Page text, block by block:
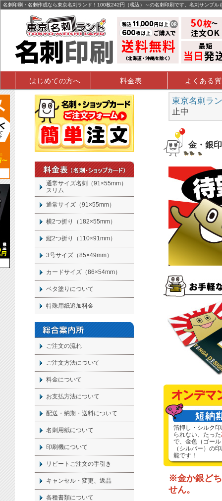
名刺印刷・名刺作成なら東京名刺ランド！100枚242円（税込）～の名刺印刷です。名刺サンプル
はじめての方へ 料金表 よくある
東京名刺ラ
止中
金・銀
箔押し・シルク
られない、たった
で、金色（ゴー
（シルバー）の
能です！
※金か銀ど
せん。
通常サイズ名刺（91×55mm）
スリム
通常サイズ（91×55mm）
横2つ折り（182×55mm）
縦2つ折り（110×91mm）
3号サイズ（85×49mm）
カードサイズ（86×54mm）
ベタ塗りについて
特殊用紙追加料金
ご注文の流れ
ご注文方法について
料金について
お支払方法について
配送・納期・送料について
名刺 用紙について
印刷機について
リピートご注文の手引き
キャンセル・変更、返品
各種書類について